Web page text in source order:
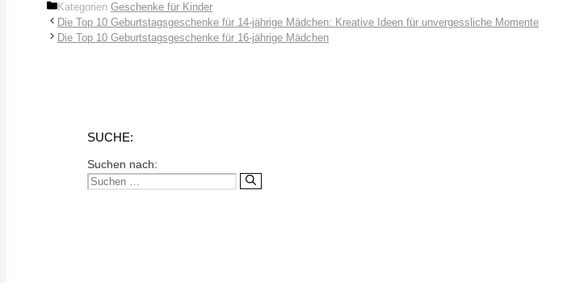
Kategorien Geschenke für Kinder
Die Top 10 Geburtstagsgeschenke für 14-jährige Mädchen: Kreative Ideen für unvergessliche Momente
Die Top 10 Geburtstagsgeschenke für 16-jährige Mädchen
SUCHE:
Suchen nach: